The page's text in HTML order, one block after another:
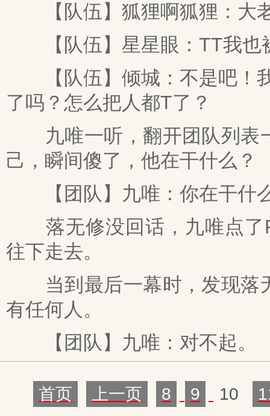
【队伍】狐狸啊狐狸：大
【队伍】星星眼：TT我也
【队伍】倾城：不是吧！
了吗？怎么把人都T了？
九唯一听，翻开团队列表
己，瞬间傻了，他在干什么？
【团队】九唯：你在干什
落无修没回话，九唯点了
往下走去。
当到最后一幕时，发现落
有任何人。
【团队】九唯：对不起。
首页 上一页 8 9 10